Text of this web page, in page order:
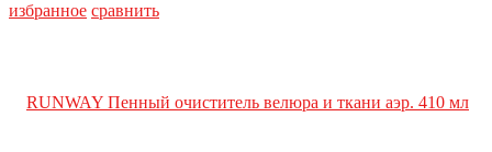
избранное сравнить